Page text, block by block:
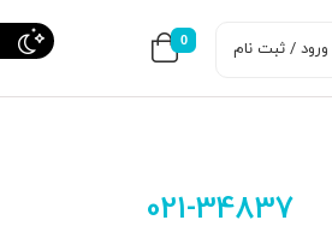
0 ورود / ثبت نام
021-34837